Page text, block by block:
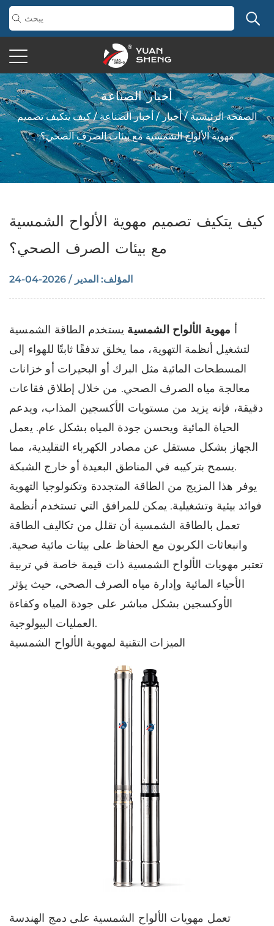
أخبار الصناعة
الصفحة الرئيسية/أخبار/ أخبار الصناعة/كيف يتكيف تصميم
مهوية الألواح الشمسية مع بيئات الصرف الصحي؟
كيف يتكيف تصميم مهوية الألواح الشمسية
مع بيئات الصرف الصحي؟
المؤلف: المدير / 2026-04-24
أ مهوية الألواح الشمسية يستخدم الطاقة الشمسية
لتشغيل أنظمة التهوية، مما يخلق تدفقًا ثابتًا للهواء إلى
المسطحات المائية مثل البرك أو البحيرات أو خزانات
معالجة مياه الصرف الصحي. من خلال إطلاق فقاعات
دقيقة، فإنه يزيد من مستويات الأكسجين المذاب، ويدعم
الحياة المائية ويحسن جودة المياه بشكل عام. يعمل
الجهاز بشكل مستقل عن مصادر الكهرباء التقليدية، مما
يسمح بتركيبه في المناطق البعيدة أو خارج الشبكة.
يوفر هذا المزيج من الطاقة المتجددة وتكنولوجيا التهوية
فوائد بيئية وتشغيلية. يمكن للمرافق التي تستخدم أنظمة
تعمل بالطاقة الشمسية أن تقلل من تكاليف الطاقة
وانبعاثات الكربون مع الحفاظ على بيئات مائية صحية.
تعتبر مهويات الألواح الشمسية ذات قيمة خاصة في تربية
الأحياء المائية وإدارة مياه الصرف الصحي، حيث يؤثر
الأوكسجين بشكل مباشر على جودة المياه وكفاءة
العمليات البيولوجية.
الميزات التقنية لمهوية الألواح الشمسية
تعمل مهويات الألواح الشمسية على دمج الهندسة